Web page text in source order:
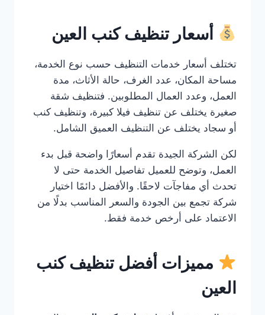
أسعار تنظيف كنب العين
تختلف أسعار خدمات التنظيف حسب نوع الخدمة،
مساحة المكان، عدد الغرف، حالة الأثاث، مدة
العمل، وعدد العمال المطلوبين. فتنظيف شقة
صغيرة يختلف عن تنظيف فيلا كبيرة، وتنظيف كنب
أو سجاد يختلف عن التنظيف العميق الشامل.
لكن الشركة الجيدة تقدم أسعارًا واضحة قبل بدء
العمل، وتوضح للعميل تفاصيل الخدمة حتى لا
تحدث أي مفاجآت لاحقًا. والأفضل دائمًا اختيار
شركة تجمع بين الجودة والسعر المناسب بدلًا من
الاعتماد على أرخص خدمة فقط.
مميزات أفضل تنظيف كنب
العين